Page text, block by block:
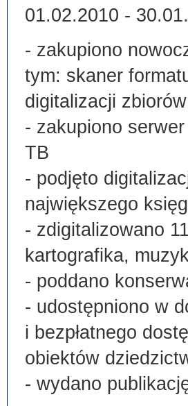
01.02.2010 -
- zakupiono
tym: skaner
digitalizacji
- zakupiono
TB
- podjęto
największego
- zdigitalizowano
kartografika,
- poddano
- udostępniono w
i bezpłatnego
obiektów
- wydano